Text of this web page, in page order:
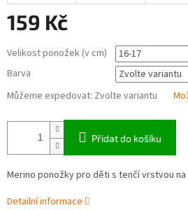
159 Kč
cena:
Velikost ponožek (v cm)
Barva
Můžeme expedovat: Zvolte variantu
Přidat do košíku
Merino ponožky pro děti s tenčí vrstvou na
Detailní informace